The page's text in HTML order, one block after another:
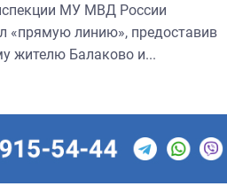
МУ МВД России
«прямую линию», предоставив
жителю Балаково и...